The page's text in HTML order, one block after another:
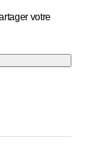
votre